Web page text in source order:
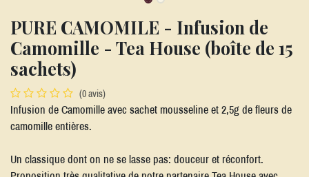
PURE CAMOMILE - Infusion de
Camomille - Tea House (boîte de 15
sachets)
(0 avis)
Infusion de Camomille avec sachet mousseline et 2,5g de fleurs de
camomille entières.
Un classique dont on ne se lasse pas: douceur et réconfort.